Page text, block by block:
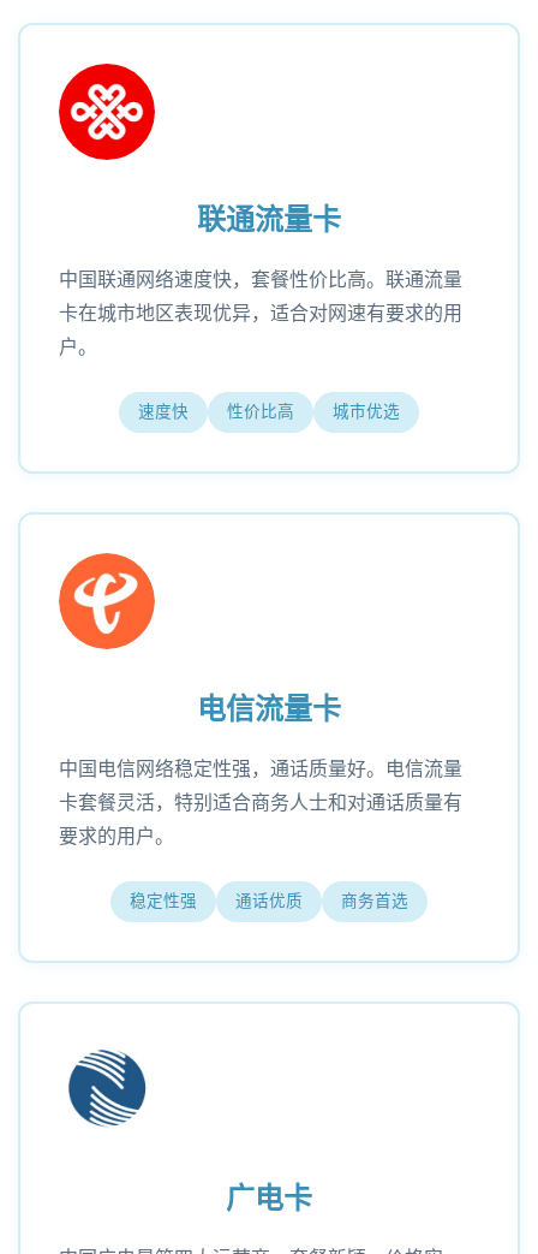
联通流量卡
中国联通网络速度快，套餐性价比高。联通流量
卡在城市地区表现优异，适合对网速有要求的用
户。
速度快 性价比高 城市优选
电信流量卡
中国电信网络稳定性强，通话质量好。电信流量
卡套餐灵活，特别适合商务人士和对通话质量有
要求的用户。
稳定性强 通话优质 商务首选
广电卡